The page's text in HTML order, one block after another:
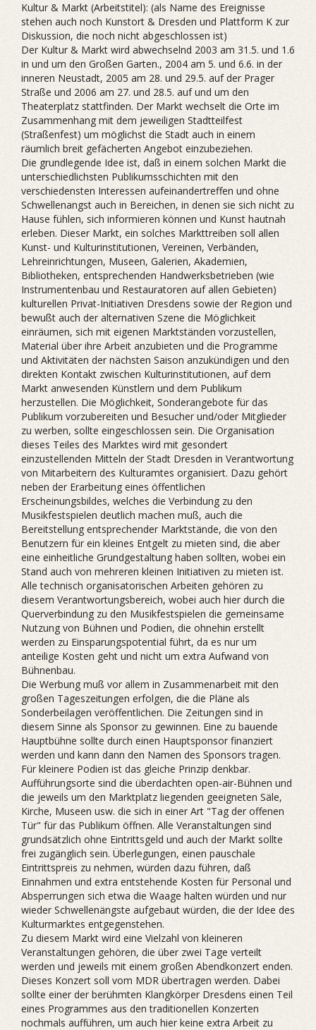
Kultur & Markt (Arbeitstitel): (als Name des Ereignisse
stehen auch noch Kunstort & Dresden und Plattform K zur
Diskussion, die noch nicht abgeschlossen ist)
Der Kultur & Markt wird abwechselnd 2003 am 31.5. und 1.6
in und um den Großen Garten., 2004 am 5. und 6.6. in der
inneren Neustadt, 2005 am 28. und 29.5. auf der Prager
Straße und 2006 am 27. und 28.5. auf und um den
Theaterplatz stattfinden. Der Markt wechselt die Orte im
Zusammenhang mit dem jeweiligen Stadtteilfest
(Straßenfest) um möglichst die Stadt auch in einem
räumlich breit gefächerten Angebot einzubeziehen.
Die grundlegende Idee ist, daß in einem solchen Markt die
unterschiedlichsten Publikumsschichten mit den
verschiedensten Interessen aufeinandertreffen und ohne
Schwellenangst auch in Bereichen, in denen sie sich nicht zu
Hause fühlen, sich informieren können und Kunst hautnah
erleben. Dieser Markt, ein solches Markttreiben soll allen
Kunst- und Kulturinstitutionen, Vereinen, Verbänden,
Lehreinrichtungen, Museen, Galerien, Akademien,
Bibliotheken, entsprechenden Handwerksbetrieben (wie
Instrumentenbau und Restauratoren auf allen Gebieten)
kulturellen Privat-Initiativen Dresdens sowie der Region und
bewußt auch der alternativen Szene die Möglichkeit
einräumen, sich mit eigenen Marktständen vorzustellen,
Material über ihre Arbeit anzubieten und die Programme
und Aktivitäten der nächsten Saison anzukündigen und den
direkten Kontakt zwischen Kulturinstitutionen, auf dem
Markt anwesenden Künstlern und dem Publikum
herzustellen. Die Möglichkeit, Sonderangebote für das
Publikum vorzubereiten und Besucher und/oder Mitglieder
zu werben, sollte eingeschlossen sein. Die Organisation
dieses Teiles des Marktes wird mit gesondert
einzustellenden Mitteln der Stadt Dresden in Verantwortung
von Mitarbeitern des Kulturamtes organisiert. Dazu gehört
neben der Erarbeitung eines öffentlichen
Erscheinungsbildes, welches die Verbindung zu den
Musikfestspielen deutlich machen muß, auch die
Bereitstellung entsprechender Marktstände, die von den
Benutzern für ein kleines Entgelt zu mieten sind, die aber
eine einheitliche Grundgestaltung haben sollten, wobei ein
Stand auch von mehreren kleinen Initiativen zu mieten ist.
Alle technisch organisatorischen Arbeiten gehören zu
diesem Verantwortungsbereich, wobei auch hier durch die
Querverbindung zu den Musikfestspielen die gemeinsame
Nutzung von Bühnen und Podien, die ohnehin erstellt
werden zu Einsparungspotential führt, da es nur um
anteilige Kosten geht und nicht um extra Aufwand von
Bühnenbau.
Die Werbung muß vor allem in Zusammenarbeit mit den
großen Tageszeitungen erfolgen, die die Pläne als
Sonderbeilagen veröffentlichen. Die Zeitungen sind in
diesem Sinne als Sponsor zu gewinnen. Eine zu bauende
Hauptbühne sollte durch einen Hauptsponsor finanziert
werden und kann dann den Namen des Sponsors tragen.
Für kleinere Podien ist das gleiche Prinzip denkbar.
Aufführungsorte sind die überdachten open-air-Bühnen und
die jeweils um den Marktplatz liegenden geeigneten Säle,
Kirche, Museen usw. die sich in einer Art "Tag der offenen
Tür" für das Publikum öffnen. Alle Veranstaltungen sind
grundsätzlich ohne Eintrittsgeld und auch der Markt sollte
frei zugänglich sein. Überlegungen, einen pauschale
Eintrittspreis zu nehmen, würden dazu führen, daß
Einnahmen und extra entstehende Kosten für Personal und
Absperrungen sich etwa die Waage halten würden und nur
wieder Schwellenängste aufgebaut würden, die der Idee des
Kulturmarktes entgegenstehen.
Zu diesem Markt wird eine Vielzahl von kleineren
Veranstaltungen gehören, die über zwei Tage verteilt
werden und jeweils mit einem großen Abendkonzert enden.
Dieses Konzert soll vom MDR übertragen werden. Dabei
sollte einer der berühmten Klangkörper Dresdens einen Teil
eines Programmes aus den traditionellen Konzerten
nochmals aufführen, um auch hier keine extra Arbeit zu